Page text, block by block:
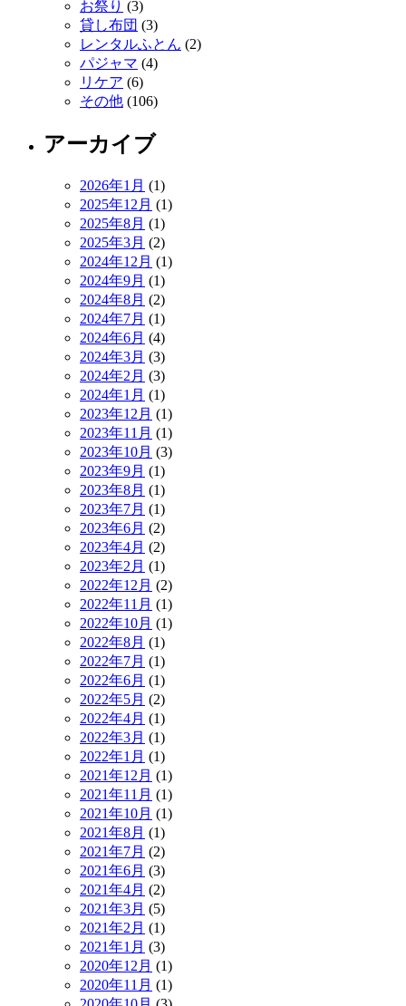
お祭り (3)
貸し布団 (3)
レンタルふとん (2)
パジャマ (4)
リケア (6)
その他 (106)
アーカイブ
2026年1月 (1)
2025年12月 (1)
2025年8月 (1)
2025年3月 (2)
2024年12月 (1)
2024年9月 (1)
2024年8月 (2)
2024年7月 (1)
2024年6月 (4)
2024年3月 (3)
2024年2月 (3)
2024年1月 (1)
2023年12月 (1)
2023年11月 (1)
2023年10月 (3)
2023年9月 (1)
2023年8月 (1)
2023年7月 (1)
2023年6月 (2)
2023年4月 (2)
2023年2月 (1)
2022年12月 (2)
2022年11月 (1)
2022年10月 (1)
2022年8月 (1)
2022年7月 (1)
2022年6月 (1)
2022年5月 (2)
2022年4月 (1)
2022年3月 (1)
2022年1月 (1)
2021年12月 (1)
2021年11月 (1)
2021年10月 (1)
2021年8月 (1)
2021年7月 (2)
2021年6月 (3)
2021年4月 (2)
2021年3月 (5)
2021年2月 (1)
2021年1月 (3)
2020年12月 (1)
2020年11月 (1)